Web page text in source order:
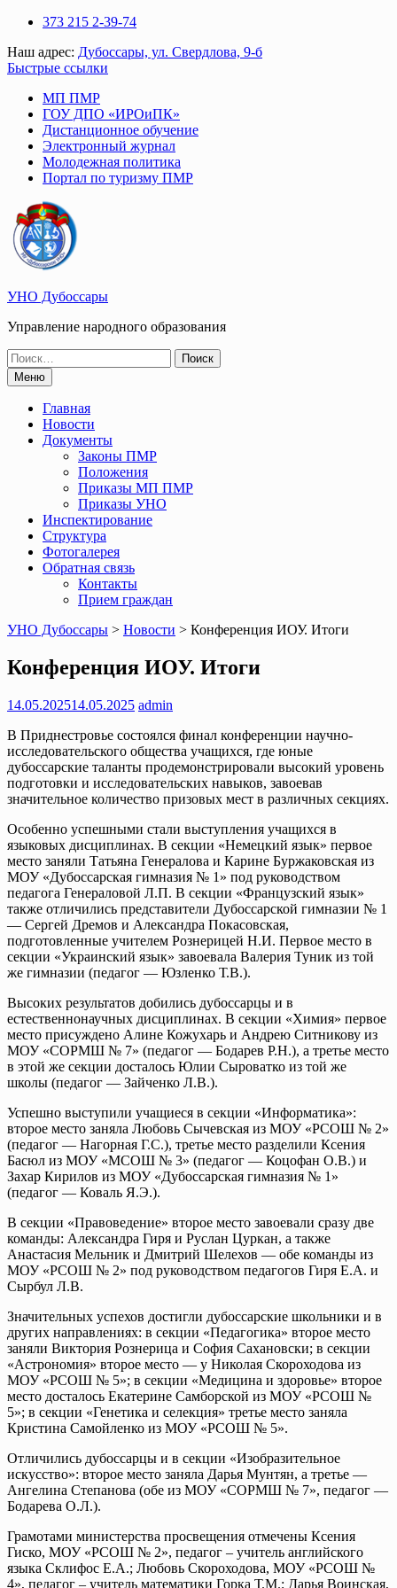
Перейти
содержимому
373 215 2-39-74
Наш адрес: Дубоссары, ул. Свердлова, 9-б
Быстрые ссылки
МП ПМР
ГОУ ДПО «ИРОиПК»
Дистанционное обучение
Электронный журнал
Молодежная политика
Портал по туризму ПМР
УНО Дубоссары
Управление народного образования
Поиск
по:Меню
Главная
Новости
Документы
Законы ПМР
Положения
Приказы МП ПМР
Приказы УНО
Инспектирование
Структура
Фотогалерея
Обратная связь
Контакты
Прием граждан
УНО Дубоссары > Новости > Конференция ИОУ. Итоги
Конференция ИОУ. Итоги
14.05.202514.05.2025 admin
В Приднестровье состоялся финал конференции научно-
исследовательского общества учащихся, где юные
дубоссарские таланты продемонстрировали высокий уровень
подготовки и исследовательских навыков, завоевав
значительное количество призовых мест в различных секциях.
Особенно успешными стали выступления учащихся в
языковых дисциплинах. В секции «Немецкий язык» первое
место заняли Татьяна Генералова и Карине Буржаковская из
МОУ «Дубоссарская гимназия № 1» под руководством
педагога Генераловой Л.П. В секции «Французский язык»
также отличились представители Дубоссарской гимназии № 1
— Сергей Дремов и Александра Покасовская,
подготовленные учителем Рознерицей Н.И. Первое место в
секции «Украинский язык» завоевала Валерия Туник из той
же гимназии (педагог — Юзленко Т.В.).
Высоких результатов добились дубоссарцы и в
естественнонаучных дисциплинах. В секции «Химия» первое
место присуждено Алине Кожухарь и Андрею Ситникову из
МОУ «СОРМШ № 7» (педагог — Бодарев Р.Н.), а третье место
в этой же секции досталось Юлии Сыроватко из той же
школы (педагог — Зайченко Л.В.).
Успешно выступили учащиеся в секции «Информатика»:
второе место заняла Любовь Сычевская из МОУ «РСОШ № 2»
(педагог — Нагорная Г.С.), третье место разделили Ксения
Басюл из МОУ «МСОШ № 3» (педагог — Коцофан О.В.) и
Захар Кирилов из МОУ «Дубоссарская гимназия № 1»
(педагог — Коваль Я.Э.).
В секции «Правоведение» второе место завоевали сразу две
команды: Александра Гиря и Руслан Цуркан, а также
Анастасия Мельник и Дмитрий Шелехов — обе команды из
МОУ «РСОШ № 2» под руководством педагогов Гиря Е.А. и
Сырбул Л.В.
Значительных успехов достигли дубоссарские школьники и в
других направлениях: в секции «Педагогика» второе место
заняли Виктория Рознерица и София Сахановски; в секции
«Астрономия» второе место — у Николая Скороходова из
МОУ «РСОШ № 5»; в секции «Медицина и здоровье» второе
место досталось Екатерине Самборской из МОУ «РСОШ №
5»; в секции «Генетика и селекция» третье место заняла
Кристина Самойленко из МОУ «РСОШ № 5».
Отличились дубоссарцы и в секции «Изобразительное
искусство»: второе место заняла Дарья Мунтян, а третье —
Ангелина Степанова (обе из МОУ «СОРМШ № 7», педагог —
Бодарева О.Л.).
Грамотами министерства просвещения отмечены Ксения
Гиско, МОУ «РСОШ № 2», педагог – учитель английского
языка Склифос Е.А.; Любовь Скороходова, МОУ «РСОШ №
4», педагог – учитель математики Горка Т.М.; Дарья Воинская,